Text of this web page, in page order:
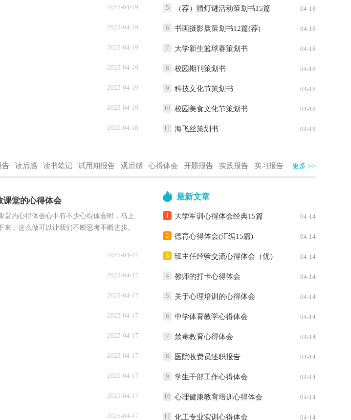
2025-04-19
2025-04-19
2025-04-19
2025-04-19
2025-04-19
2025-04-19
2025-04-18
5 04-18
（荐）猜灯谜活动策划书15篇
6 04-18
书画摄影展策划书12篇(荐)
7 04-18
大学新生篮球赛策划书
8 04-18
校园期刊策划书
9 04-18
科技文化节策划书
10 04-18
校园美食文化节策划书
11 04-18
海飞丝策划书
更多 >>
实习报告
实践报告
开题报告
心得体会
观后感
试用期报告
读书笔记
读后感
告
课堂的心得体会
堂的心得体会心中有不少心得体会时，马上
来，这么做可以让我们不断思考不断进步。
2025-04-17
2025-04-17
2025-04-17
2025-04-17
2025-04-17
2025-04-17
2025-04-17
2025-04-17
2025-04-17
最新文章
1 04-14
大学军训心得体会经典15篇
2 04-14
德育心得体会(汇编15篇)
3 04-14
班主任经验交流心得体会（优）
4 04-14
教师的打卡心得体会
5 04-14
关于心理培训的心得体会
6 04-14
中学体育教学心得体会
7 04-14
禁毒教育心得体会
8 04-14
医院收费员述职报告
9 04-14
学生干部工作心得体会
10 04-14
心理健康教育培训心得体会
11 04-14
化工专业实训心得体会